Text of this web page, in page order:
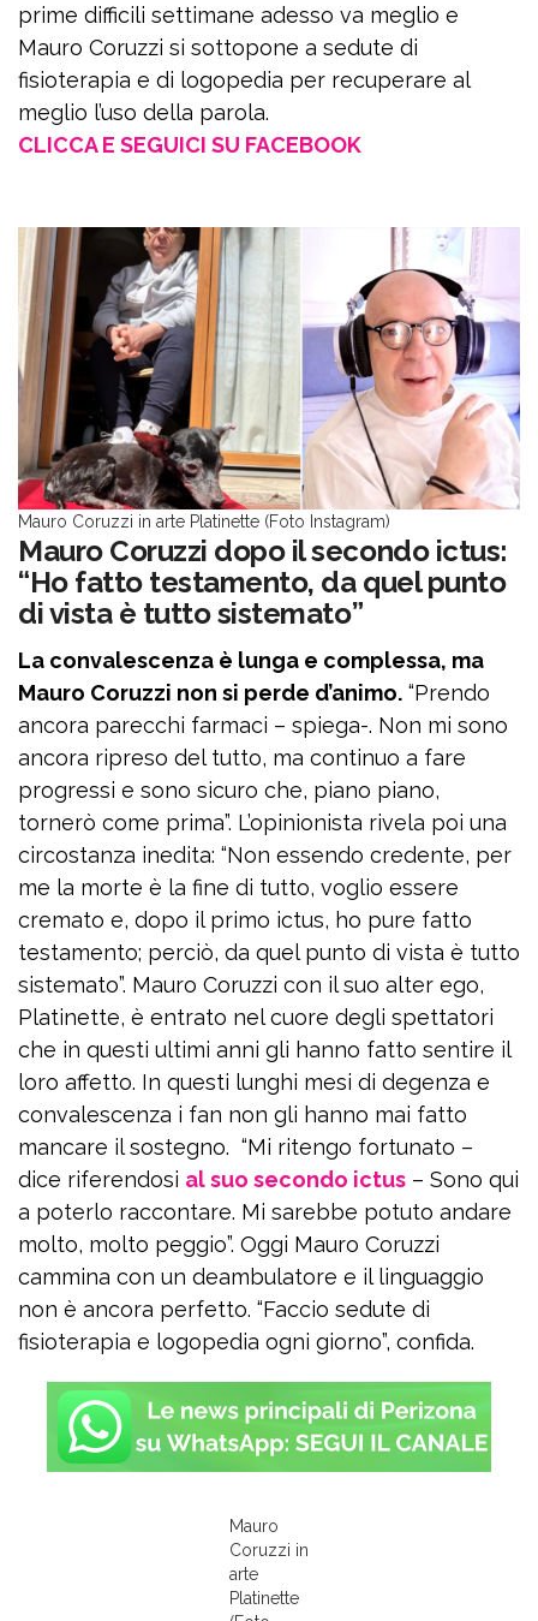
prime difficili settimane adesso va meglio e
Mauro Coruzzi si sottopone a sedute di
fisioterapia e di logopedia per recuperare al
meglio l’uso della parola.
CLICCA E SEGUICI SU FACEBOOK
Mauro Coruzzi in arte Platinette (Foto Instagram)
Mauro Coruzzi dopo il secondo ictus:
“Ho fatto testamento, da quel punto
di vista è tutto sistemato”
La convalescenza è lunga e complessa, ma
Mauro Coruzzi non si perde d’animo. “Prendo
ancora parecchi farmaci – spiega-. Non mi sono
ancora ripreso del tutto, ma continuo a fare
progressi e sono sicuro che, piano piano,
tornerò come prima”. L’opinionista rivela poi una
circostanza inedita: “Non essendo credente, per
me la morte è la fine di tutto, voglio essere
cremato e, dopo il primo ictus, ho pure fatto
testamento; perciò, da quel punto di vista è tutto
sistemato”. Mauro Coruzzi con il suo alter ego,
Platinette, è entrato nel cuore degli spettatori
che in questi ultimi anni gli hanno fatto sentire il
loro affetto. In questi lunghi mesi di degenza e
convalescenza i fan non gli hanno mai fatto
mancare il sostegno. “Mi ritengo fortunato –
dice riferendosi al suo secondo ictus – Sono qui
a poterlo raccontare. Mi sarebbe potuto andare
molto, molto peggio”. Oggi Mauro Coruzzi
cammina con un deambulatore e il linguaggio
non è ancora perfetto. “Faccio sedute di
fisioterapia e logopedia ogni giorno”, confida.
Mauro
Coruzzi in
arte
Platinette